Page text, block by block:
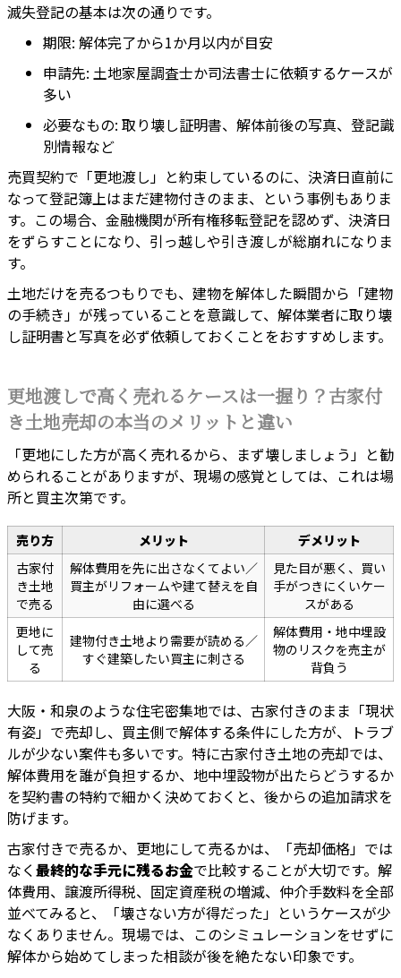
滅失登記の基本は次の通りです。
期限: 解体完了から1か月以内が目安
申請先: 土地家屋調査士か司法書士に依頼するケースが
多い
必要なもの: 取り壊し証明書、解体前後の写真、登記識
別情報など
売買契約で「更地渡し」と約束しているのに、決済日直前に
なって登記簿上はまだ建物付きのまま、という事例もありま
す。この場合、金融機関が所有権移転登記を認めず、決済日
をずらすことになり、引っ越しや引き渡しが総崩れになりま
す。
土地だけを売るつもりでも、建物を解体した瞬間から「建物
の手続き」が残っていることを意識して、解体業者に取り壊
し証明書と写真を必ず依頼しておくことをおすすめします。
更地渡しで高く売れるケースは一握り？古家付
き土地売却の本当のメリットと違い
「更地にした方が高く売れるから、まず壊しましょう」と勧
められることがありますが、現場の感覚としては、これは場
所と買主次第です。
売り方 メリット
デメリット
古家付
き土地
で売る
解体費用を先に出さなくてよい／
買主がリフォームや建て替えを自
由に選べる
見た目が悪く、買い
手がつきにくいケー
スがある
更地に
して売
る
建物付き土地より需要が読める／
すぐ建築したい買主に刺さる
解体費用・地中埋設
物のリスクを売主が
背負う
大阪・和泉のような住宅密集地では、古家付きのまま「現状
有姿」で売却し、買主側で解体する条件にした方が、トラブ
ルが少ない案件も多いです。特に古家付き土地の売却では、
解体費用を誰が負担するか、地中埋設物が出たらどうするか
を契約書の特約で細かく決めておくと、後からの追加請求を
防げます。
古家付きで売るか、更地にして売るかは、「売却価格」では
なく最終的な手元に残るお金で比較することが大切です。解
体費用、譲渡所得税、固定資産税の増減、仲介手数料を全部
並べてみると、「壊さない方が得だった」というケースが少
なくありません。現場では、このシミュレーションをせずに
解体から始めてしまった相談が後を絶たない印象です。